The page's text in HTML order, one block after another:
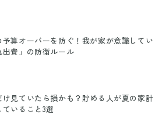
予算オーバーを防ぐ！我が家が意識してい
出費」の防衛ルール
け見ていたら損かも？貯める人が夏の家計
いること3選